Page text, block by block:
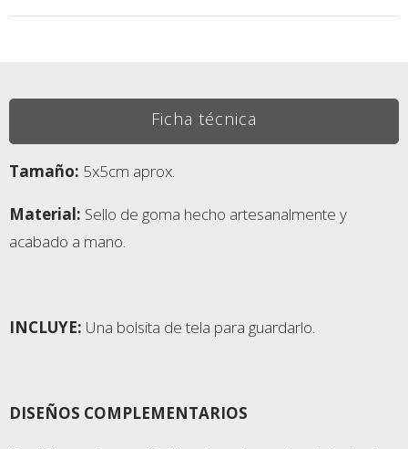
Ficha técnica
Tamaño: 5x5cm aprox.
Material: Sello de goma hecho artesanalmente y
acabado a mano.
INCLUYE: Una bolsita de tela para guardarlo.
DISEÑOS COMPLEMENTARIOS